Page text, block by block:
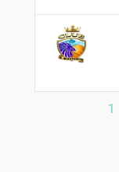
1